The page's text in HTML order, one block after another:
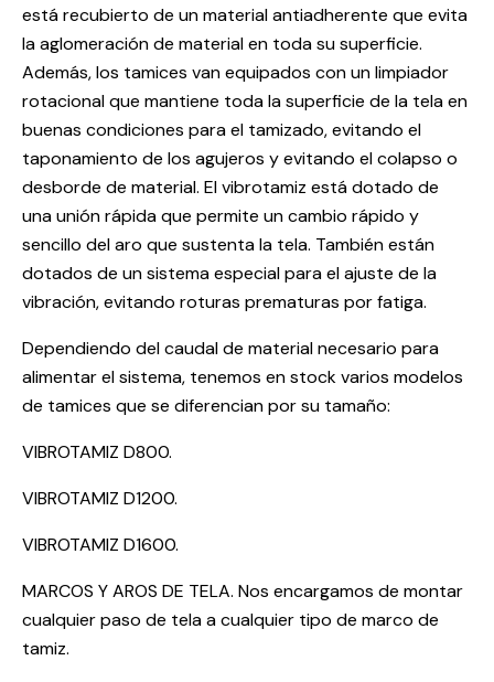
está recubierto de un material antiadherente que evita
la aglomeración de material en toda su superficie.
Además, los tamices van equipados con un limpiador
rotacional que mantiene toda la superficie de la tela en
buenas condiciones para el tamizado, evitando el
taponamiento de los agujeros y evitando el colapso o
desborde de material. El vibrotamiz está dotado de
una unión rápida que permite un cambio rápido y
sencillo del aro que sustenta la tela. También están
dotados de un sistema especial para el ajuste de la
vibración, evitando roturas prematuras por fatiga.
Dependiendo del caudal de material necesario para
alimentar el sistema, tenemos en stock varios modelos
de tamices que se diferencian por su tamaño:
VIBROTAMIZ D800.
VIBROTAMIZ D1200.
VIBROTAMIZ D1600.
MARCOS Y AROS DE TELA. Nos encargamos de montar
cualquier paso de tela a cualquier tipo de marco de
tamiz.